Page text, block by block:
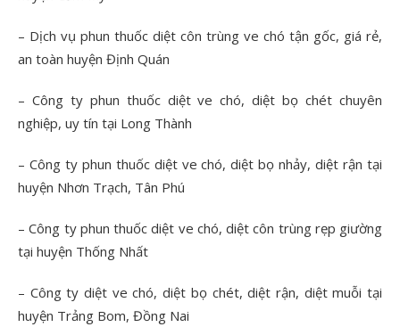
– Dịch vụ phun thuốc diệt côn trùng ve chó tận gốc, giá rẻ,
an toàn huyện Định Quán
– Công ty phun thuốc diệt ve chó, diệt bọ chét chuyên
nghiệp, uy tín tại Long Thành
– Công ty phun thuốc diệt ve chó, diệt bọ nhảy, diệt rận tại
huyện Nhơn Trạch, Tân Phú
– Công ty phun thuốc diệt ve chó, diệt côn trùng rẹp giường
tại huyện Thống Nhất
– Công ty diệt ve chó, diệt bọ chét, diệt rận, diệt muỗi tại
huyện Trảng Bom, Đồng Nai